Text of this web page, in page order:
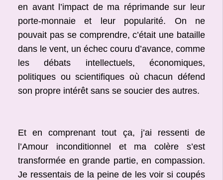
en avant l’impact de ma réprimande sur leur
porte-monnaie et leur popularité. On ne
pouvait pas se comprendre, c’était une bataille
dans le vent, un échec couru d’avance, comme
les débats intellectuels, économiques,
politiques ou scientifiques où chacun défend
son propre intérêt sans se soucier des autres.
Et en comprenant tout ça, j’ai ressenti de
l’Amour inconditionnel et ma colère s’est
transformée en grande partie, en compassion.
Je ressentais de la peine de les voir si coupés